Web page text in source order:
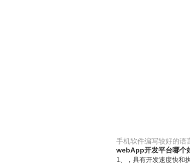
手机软件编写较好的语
webApp开发平台哪个
1、，具有开发速度快和